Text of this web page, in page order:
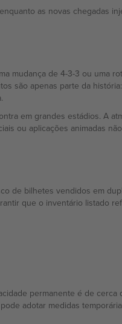
as novas chegadas
mudança de 4-3-3 ou uma
são apenas parte da
em grandes estádios. A
ou aplicações animadas
de bilhetes vendidos em
que o inventário listado
permanente é de cerca
adotar medidas